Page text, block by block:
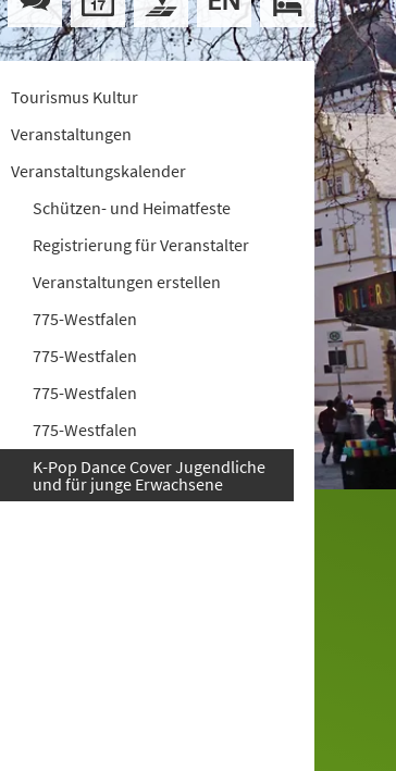
Tourismus Kultur
Veranstaltungen
Veranstaltungskalender
Schützen- und Heimatfeste
Registrierung für Veranstalter
Veranstaltungen erstellen
775-Westfalen
775-Westfalen
775-Westfalen
775-Westfalen
K-Pop Dance Cover Jugendliche
und für junge Erwachsene